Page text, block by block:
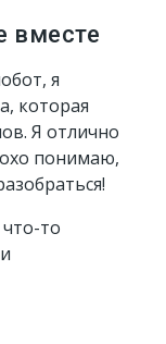
вместе
я
которая
Я отлично
понимаю,
то